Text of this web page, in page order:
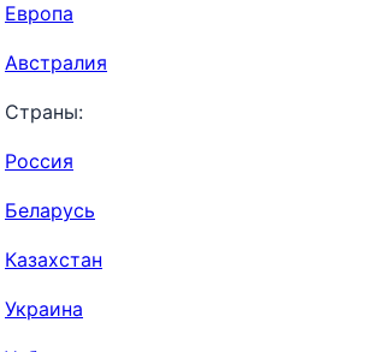
Европа
Австралия
Страны:
Россия
Беларусь
Казахстан
Украина